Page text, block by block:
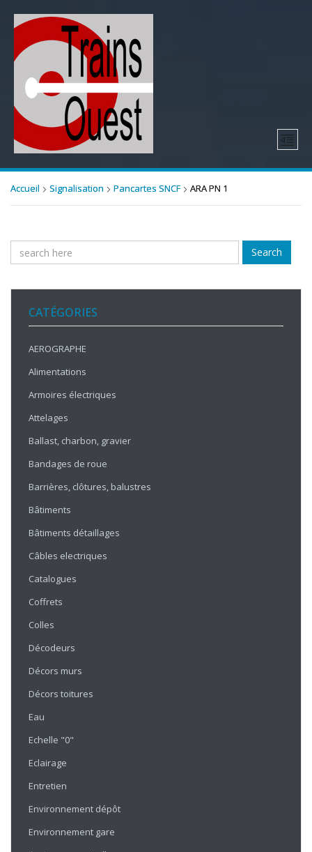
Accueil Signalisation Pancartes SNCF ARA PN 1
Search
CATÉGORIES
AEROGRAPHE
Alimentations
Armoires électriques
Attelages
Ballast, charbon, gravier
Bandages de roue
Barrières, clôtures, balustres
Bâtiments
Bâtiments détaillages
Câbles electriques
Catalogues
Coffrets
Colles
Décodeurs
Décors murs
Décors toitures
Eau
Echelle "0"
Eclairage
Entretien
Environnement dépôt
Environnement gare